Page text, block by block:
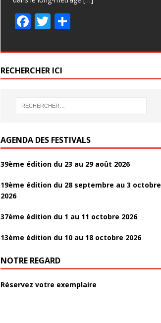
F
e
b
o
o
T
itt
er
P
ta
er
RECHERCHER ICI
AGENDA DES FESTIVALS
39ème édition du 23 au 29 août 2026
19ème édition du 28 septembre au 3 octobre
2026
37ème édition du 1 au 11 octobre 2026
13ème édition du 10 au 18 octobre 2026
NOTRE REGARD
Réservez votre exemplaire